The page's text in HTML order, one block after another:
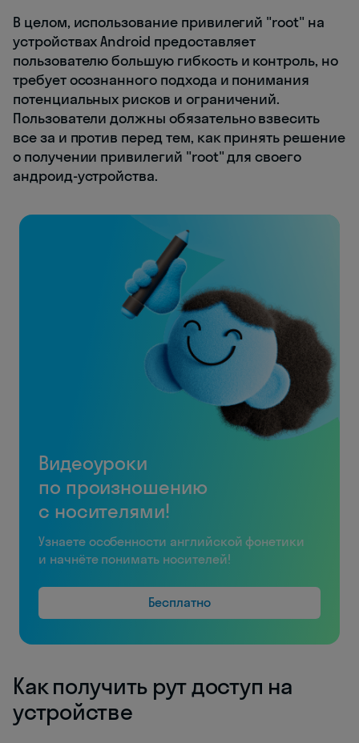
В целом, использование привилегий "root" на
устройствах Android предоставляет
пользователю большую гибкость и контроль, но
требует осознанного подхода и понимания
потенциальных рисков и ограничений.
Пользователи должны обязательно взвесить
все за и против перед тем, как принять решение
о получении привилегий "root" для своего
андроид-устройства.
Видеоуроки
по произношению
с носителями!
Узнаете особенности английской фонетики
и начнёте понимать носителей!
Бесплатно
Как получить рут доступ на
устройстве